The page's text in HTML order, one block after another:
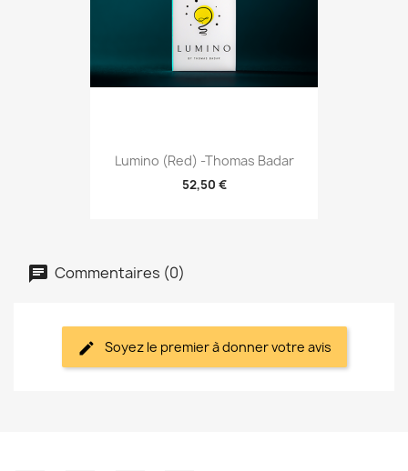
Lumino (Red) -Thomas Badar
52,50 €
Commentaires (0)
Soyez le premier à donner votre avis